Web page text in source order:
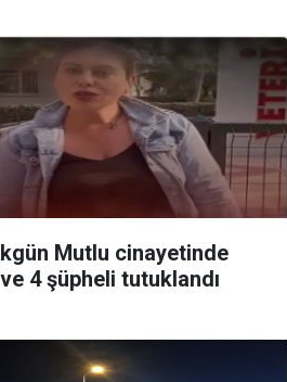
Mutlu cinayetinde
4 şüpheli tutuklandı